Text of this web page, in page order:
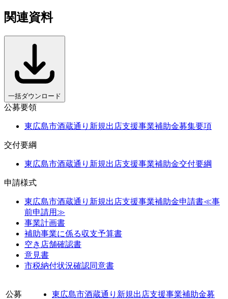
関連資料
一括ダウンロード
公募要領
東広島市酒蔵通り新規出店支援事業補助金募集要項
交付要綱
東広島市酒蔵通り新規出店支援事業補助金交付要綱
申請様式
東広島市酒蔵通り新規出店支援事業補助金申請書≪事
前申請用≫
事業計画書
補助事業に係る収支予算書
空き店舗確認書
意見書
市税納付状況確認同意書
公募
東広島市酒蔵通り新規出店支援事業補助金募